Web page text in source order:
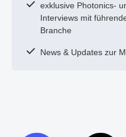
exklusive Photonics-
Interviews mit
Branche
News & Updates zur